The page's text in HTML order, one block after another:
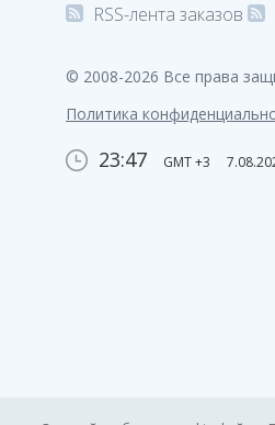
RSS-лента заказов
© 2008-2026 Все права
Политика
23:47 GMT +3